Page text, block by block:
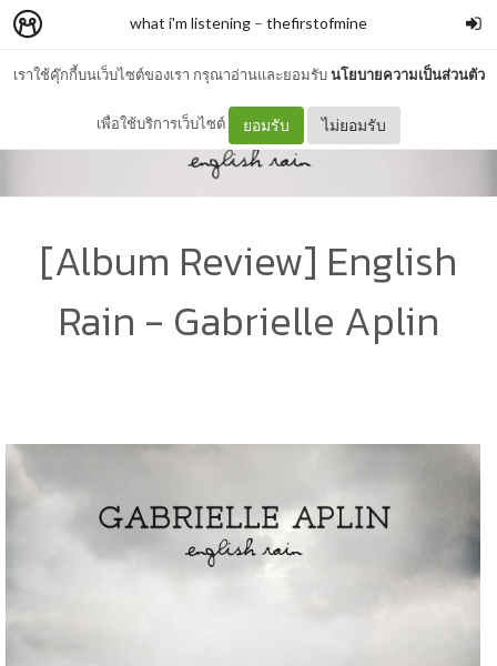
เราใช้คุ๊กกี้บนเว็บไซต์ของเรา กรุณาอ่านและยอมรับนโยบายความเป็นส่วนตัว
เพื่อใช้บริการเว็บไซต์ ยอมรับ ไม่ยอมรับ
what i'm listening – thefirstofmine
[Album Review] English
Rain - Gabrielle Aplin